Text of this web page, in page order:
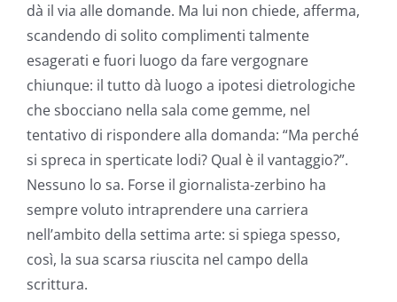
dà il via alle domande. Ma lui non chiede, afferma,
scandendo di solito complimenti talmente
esagerati e fuori luogo da fare vergognare
chiunque: il tutto dà luogo a ipotesi dietrologiche
che sbocciano nella sala come gemme, nel
tentativo di rispondere alla domanda: “Ma perché
si spreca in sperticate lodi? Qual è il vantaggio?”.
Nessuno lo sa. Forse il giornalista-zerbino ha
sempre voluto intraprendere una carriera
nell’ambito della settima arte: si spiega spesso,
così, la sua scarsa riuscita nel campo della
scrittura.